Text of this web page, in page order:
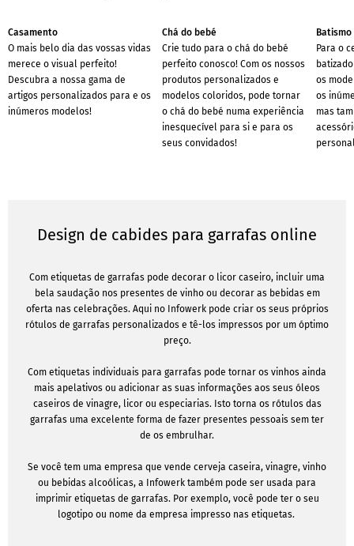
Casamento
O mais belo dia das vossas vidas
merece o visual perfeito!
Descubra a nossa gama de
artigos personalizados para e os
inúmeros modelos!
Chá do bebé
Crie tudo para o chá do bebé
perfeito conosco! Com os nossos
produtos personalizados e
modelos coloridos, pode tornar
o chá do bebé numa experiência
inesquecível para si e para os
seus convidados!
Batismo
Para o
os
os
mas
Design de cabides para garrafas online
Com etiquetas de garrafas pode decorar o licor caseiro, incluir uma
bela saudação nos presentes de vinho ou decorar as bebidas em
oferta nas celebrações. Aqui no Infowerk pode criar os seus próprios
rótulos de garrafas personalizados e tê-los impressos por um óptimo
preço.
Com etiquetas individuais para garrafas pode tornar os vinhos ainda
mais apelativos ou adicionar as suas informações aos seus óleos
caseiros de vinagre, licor ou especiarias. Isto torna os rótulos das
garrafas uma excelente forma de fazer presentes pessoais sem ter
de os embrulhar.
Se você tem uma empresa que vende cerveja caseira, vinagre, vinho
ou bebidas alcoólicas, a Infowerk também pode ser usada para
imprimir etiquetas de garrafas. Por exemplo, você pode ter o seu
logotipo ou nome da empresa impresso nas etiquetas.